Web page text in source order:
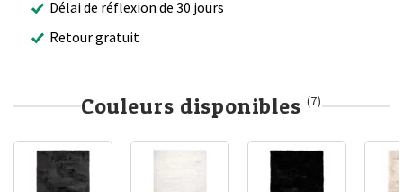
Délai de réflexion de 30 jours
Retour gratuit
Couleurs disponibles (7)